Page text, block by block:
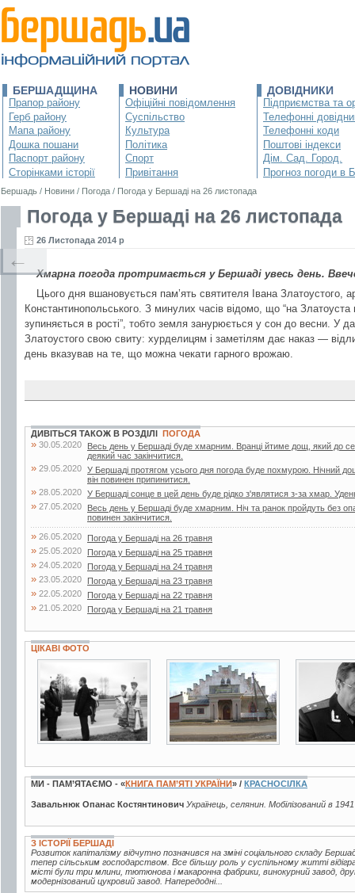
БЕРШАДЩИНА
Прапор району
Герб району
Мапа району
Дошка пошани
Паспорт району
Сторінками історії
НОВИНИ
Офіційні повідомлення
Суспільство
Культура
Політика
Спорт
Привітання
ДОВІДНИКИ
Підприємства та
Телефонні
Телефонні коди
Поштові індекси
Дім. Сад. Город.
Прогноз погоди в
Бершадь / Новини / Погода / Погода у Бершаді на 26 листопада
Погода у Бершаді на 26 листопада
26 Листопада 2014 р
Хмарна погода протримається у Бершаді увесь день.
Цього дня вшановується пам’ять святителя Івана Златоустого,
Константинопольського. З минулих часів відомо, що “на
зупиняється в рості”, тобто земля занурюється у сон до весни. У
Златоустого свою свиту: хурделицям і заметілям дає наказ —
день вказував на те, що можна чекати гарного врожаю.
←
ДИВІТЬСЯ ТАКОЖ В РОЗДІЛІ ПОГОДА
» 30.05.2020
Весь день у Бершаді буде хмарним. Вранці йтиме дощ, який до
деякий час закінчитися.
» 29.05.2020 У Бершаді протягом усього дня погода буде похмурою. Нічний
він повинен припинитися.
» 28.05.2020 У Бершаді сонце в цей день буде рідко з'являтися з-за хмар.
» 27.05.2020
Весь день у Бершаді буде хмарним. Ніч та ранок пройдуть без
повинен закінчитися.
» 26.05.2020 Погода у Бершаді на 26 травня
» 25.05.2020 Погода у Бершаді на 25 травня
» 24.05.2020 Погода у Бершаді на 24 травня
» 23.05.2020 Погода у Бершаді на 23 травня
» 22.05.2020 Погода у Бершаді на 22 травня
» 21.05.2020 Погода у Бершаді на 21 травня
ЦІКАВІ ФОТО
6 фото 5 фото
МИ - ПАМ’ЯТАЄМО - «КНИГА ПАМ’ЯТІ УКРАЇНИ» / КРАСНОСІЛКА
Завальнюк Опанас Костянтинович Українець, селянин. Мобілізований в
З ІСТОРІЇ БЕРШАДІ
Розвиток капіталізму відчутно позначився на зміні соціального складу
тепер сільським господарством. Все більшу роль у суспільному житті
місті були три млини, тютюнова і макаронна фабрики, винокурний завод,
модернізований цукровий завод. Напередодні...